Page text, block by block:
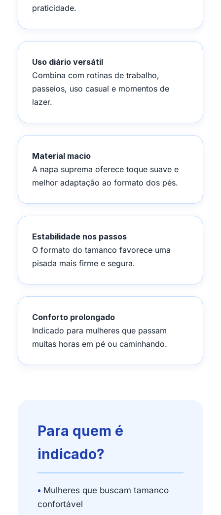
praticidade.
Uso diário versátil
Combina com rotinas de trabalho,
passeios, uso casual e momentos de
lazer.
Material macio
A napa suprema oferece toque suave e
melhor adaptação ao formato dos pés.
Estabilidade nos passos
O formato do tamanco favorece uma
pisada mais firme e segura.
Conforto prolongado
Indicado para mulheres que passam
muitas horas em pé ou caminhando.
Para quem é
indicado?
• Mulheres que buscam tamanco
confortável